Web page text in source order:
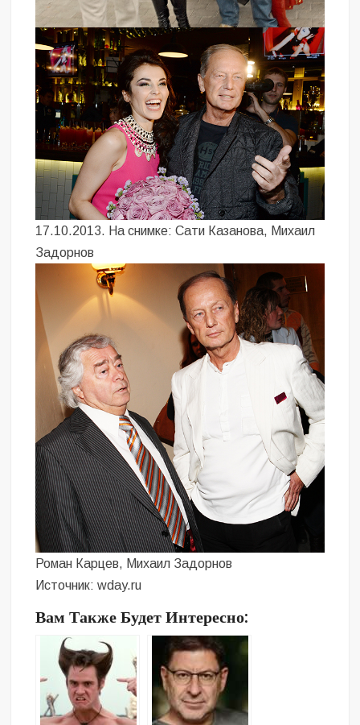
17.10.2013. На снимке: Сати Казанова, Михаил
Задорнов
Роман Карцев, Михаил Задорнов
Источник: wday.ru
Вам Также Будет Интересно: